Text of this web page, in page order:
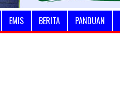
EMIS BERITA PANDUAN